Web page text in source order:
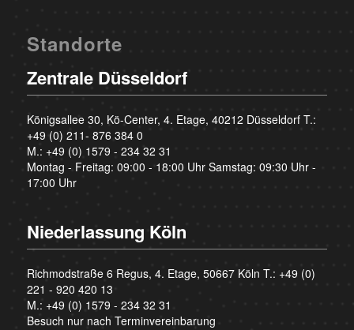
Standorte
Zentrale Düsseldorf
Königsallee 30, Kö-Center, 4. Etage, 40212 Düsseldorf T.:
+49 (0) 211- 876 384 0
M.: +49 (0) 1579 - 234 32 31
Montag - Freitag: 09:00 - 18:00 Uhr Samstag: 09:30 Uhr -
17:00 Uhr
Niederlassung Köln
Richmodstraße 6 Regus, 4. Etage, 50667 Köln T.: +49 (0)
221 - 920 420 13
M.: +49 (0) 1579 - 234 32 31
Besuch nur nach Terminvereinbarung